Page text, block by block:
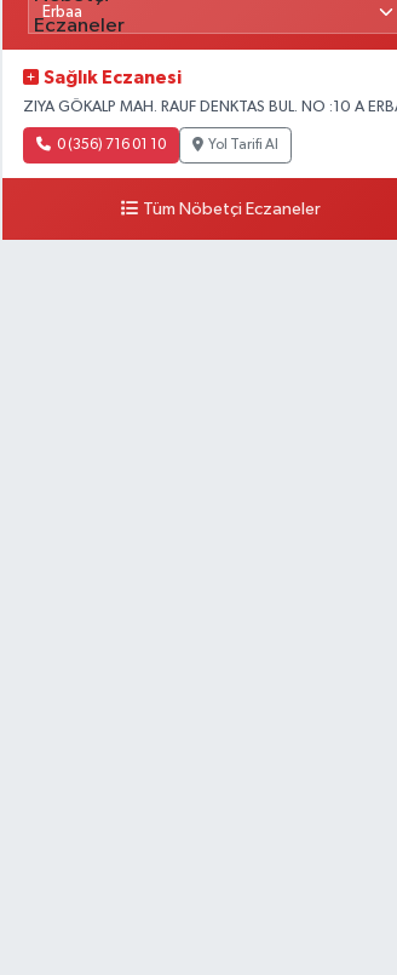
Sağlık Eczanesi
ZIYA GÖKALP MAH. RAUF DENKTAS BUL. NO :10 A
0 (356) 716 01 10 Yol Tarifi Al
Tüm Nöbetçi Eczaneler